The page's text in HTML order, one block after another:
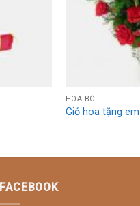
HOA BÓ
Giỏ hoa tặng em
FACEBOOK